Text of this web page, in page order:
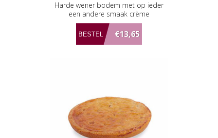
Harde wener bodem met op ieder
een andere smaak crème
€13,65